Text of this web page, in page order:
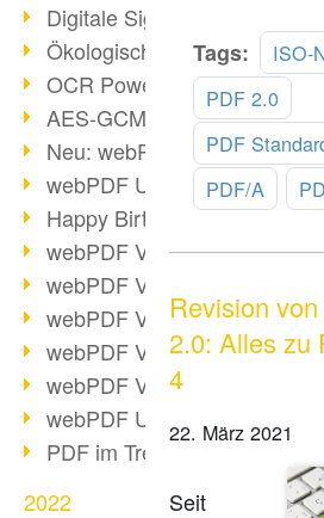
Digitale Signaturen
Ökologischen Abdruck
OCR Power für Profis
AES-GCM-Unterstützung
Neu: webPDF Developer
webPDF Update 9.0.0.2898
Happy Birthday, PDF!
webPDF Video-Session 4
webPDF Video-Session 3
webPDF Video-Session 2
webPDF Video-Session 1
webPDF Video-Session
webPDF Update 9.0.0.2843
PDF im Trend
2022
Tags:
ISO-
PDF 2.0
PDF
PDF/A
Revision
2.0: Alles zu
4
22. März 2021
Seit